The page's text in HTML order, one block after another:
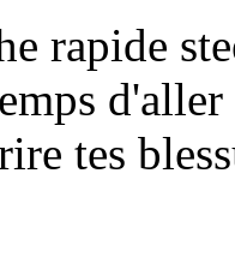
rapide
d'aller
tes